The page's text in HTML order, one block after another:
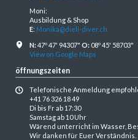
Moni:
Ausbildung & Shop
E: Monika@dieli-diver.ch
N:47º 47' 94307" O:08º 45' 58703"
View on Google Maps
öffnungszeiten
Telefonische Anmeldung
+41 76 326 18 49
Di bis Fr ab 17:30
Samstag ab 10 Uhr
Wärend unterricht im Wasser,
Wir danken für Euer Verständnis.